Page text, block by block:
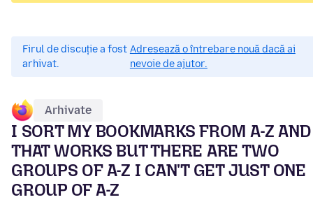
Firul de discuție a fost
arhivat.
Adresează o întrebare nouă dacă ai
nevoie de ajutor.
Arhivate
I SORT MY BOOKMARKS FROM A-Z AND
THAT WORKS BUT THERE ARE TWO
GROUPS OF A-Z I CAN'T GET JUST ONE
GROUP OF A-Z